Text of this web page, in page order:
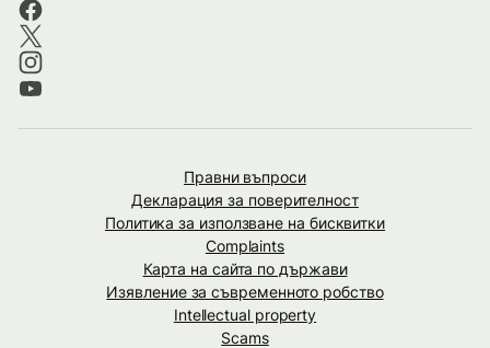
Правни въпроси
Декларация за поверителност
Политика за използване на бисквитки
Complaints
Карта на сайта по държави
Изявление за съвременното робство
Intellectual property
Scams